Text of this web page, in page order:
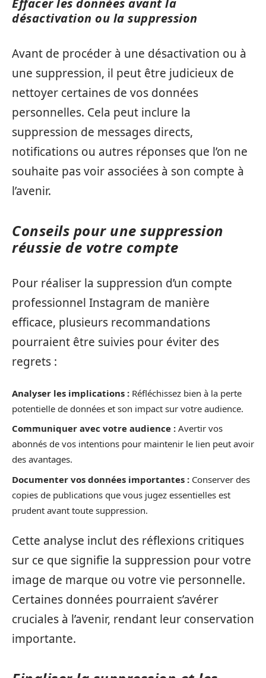
Effacer les données avant la
désactivation ou la suppression
Avant de procéder à une désactivation ou à
une suppression, il peut être judicieux de
nettoyer certaines de vos données
personnelles. Cela peut inclure la
suppression de messages directs,
notifications ou autres réponses que l’on ne
souhaite pas voir associées à son compte à
l’avenir.
Conseils pour une suppression
réussie de votre compte
Pour réaliser la suppression d’un compte
professionnel Instagram de manière
efficace, plusieurs recommandations
pourraient être suivies pour éviter des
regrets :
Analyser les implications : Réfléchissez bien à la perte
potentielle de données et son impact sur votre audience.
Communiquer avec votre audience : Avertir vos
abonnés de vos intentions pour maintenir le lien peut avoir
des avantages.
Documenter vos données importantes : Conserver des
copies de publications que vous jugez essentielles est
prudent avant toute suppression.
Cette analyse inclut des réflexions critiques
sur ce que signifie la suppression pour votre
image de marque ou votre vie personnelle.
Certaines données pourraient s’avérer
cruciales à l’avenir, rendant leur conservation
importante.